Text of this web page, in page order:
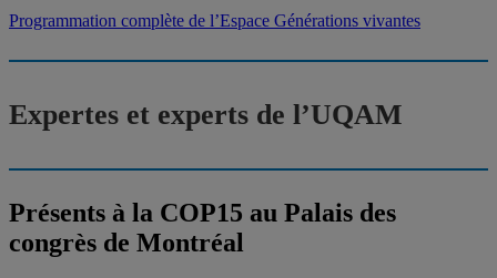
Programmation complète de l’Espace Générations vivantes
Expertes et experts de l’UQAM
Présents à la COP15 au Palais des
congrès de Montréal